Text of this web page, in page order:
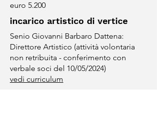
euro 5.200
incarico artistico di vertice
Senio Giovanni Barbaro Dattena:
Direttore Artistico (attività volontaria
non retribuita - conferimento con
verbale soci del 10/05/2024)
vedi curriculum